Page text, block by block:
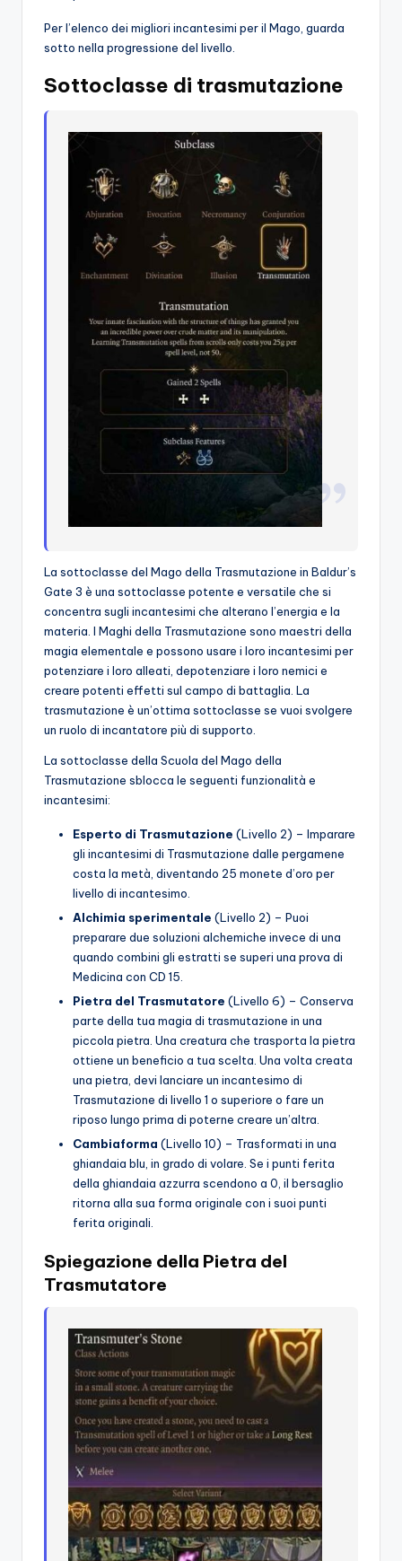
Per l’elenco dei migliori incantesimi per il Mago, guarda
sotto nella progressione del livello.
Sottoclasse di trasmutazione
La sottoclasse del Mago della Trasmutazione in Baldur’s
Gate 3 è una sottoclasse potente e versatile che si
concentra sugli incantesimi che alterano l’energia e la
materia. I Maghi della Trasmutazione sono maestri della
magia elementale e possono usare i loro incantesimi per
potenziare i loro alleati, depotenziare i loro nemici e
creare potenti effetti sul campo di battaglia. La
trasmutazione è un’ottima sottoclasse se vuoi svolgere
un ruolo di incantatore più di supporto.
La sottoclasse della Scuola del Mago della
Trasmutazione sblocca le seguenti funzionalità e
incantesimi:
Esperto di Trasmutazione (Livello 2) – Imparare
gli incantesimi di Trasmutazione dalle pergamene
costa la metà, diventando 25 monete d’oro per
livello di incantesimo.
Alchimia sperimentale (Livello 2) – Puoi
preparare due soluzioni alchemiche invece di una
quando combini gli estratti se superi una prova di
Medicina con CD 15.
Pietra del Trasmutatore (Livello 6) – Conserva
parte della tua magia di trasmutazione in una
piccola pietra. Una creatura che trasporta la pietra
ottiene un beneficio a tua scelta. Una volta creata
una pietra, devi lanciare un incantesimo di
Trasmutazione di livello 1 o superiore o fare un
riposo lungo prima di poterne creare un’altra.
Cambiaforma (Livello 10) – Trasformati in una
ghiandaia blu, in grado di volare. Se i punti ferita
della ghiandaia azzurra scendono a 0, il bersaglio
ritorna alla sua forma originale con i suoi punti
ferita originali.
Spiegazione della Pietra del
Trasmutatore